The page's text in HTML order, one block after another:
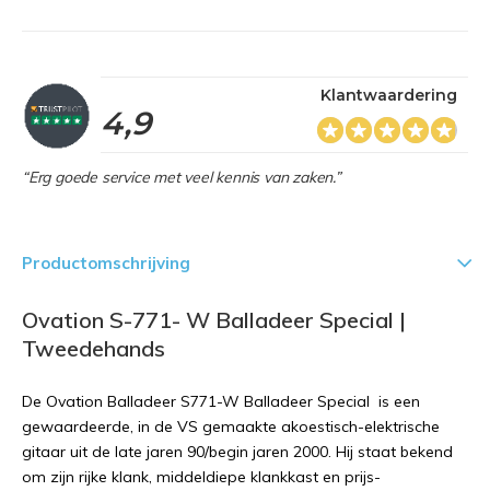
4,9
Klantwaardering
“Erg goede service met veel kennis van zaken.”
Productomschrijving
Ovation S-771- W Balladeer Special |
Tweedehands
De Ovation Balladeer S771-W Balladeer Special is een
gewaardeerde, in de VS gemaakte akoestisch-elektrische
gitaar uit de late jaren 90/begin jaren 2000. Hij staat bekend
om zijn rijke klank, middeldiepe klankkast en prijs-